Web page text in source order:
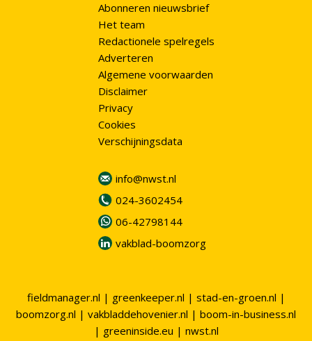
Abonneren nieuwsbrief
Het team
Redactionele spelregels
Adverteren
Algemene voorwaarden
Disclaimer
Privacy
Cookies
Verschijningsdata
info@nwst.nl
024-3602454
06-42798144
vakblad-boomzorg
fieldmanager.nl | greenkeeper.nl | stad-en-groen.nl |
boomzorg.nl | vakbladdehovenier.nl | boom-in-business.nl
| greeninside.eu | nwst.nl